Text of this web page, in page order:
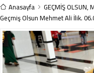
Anasayfa GEÇMİŞ OLSUN,
Geçmiş Olsun Mehmet Ali İlik.